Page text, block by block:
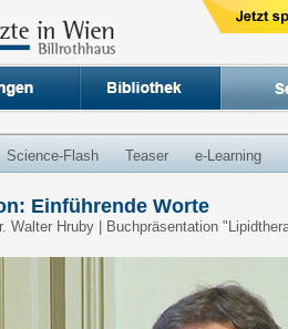
Science-Flash Teaser e-Learning
Einführende Worte
Walter Hruby | Buchpräsentation